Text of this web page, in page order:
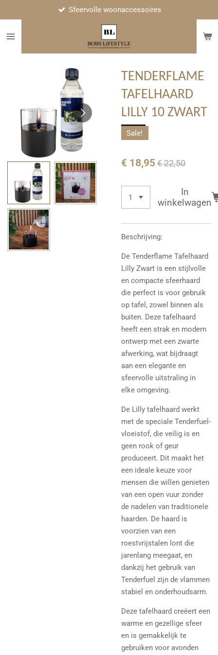
naar
Sfeervolle woonaccessoires
TENDERFLAME
TAFELHAARD
LILLY 10 ZWART
Sale!
€ 18,95 € 22,50
In
winkelwagen
Beschrijving:
De Tenderflame Tafelhaard
Lilly Zwart is een stijlvolle
en compacte sfeerhaard
die perfect is voor gebruik
op tafel, zowel binnen als
buiten. Deze tafelhaard
heeft een strak en modern
ontwerp met een zwarte
afwerking, wat bijdraagt
aan een elegante en
sfeervolle uitstraling in
elke omgeving.
De Lilly tafelhaard werkt
met de speciale Tenderfuel-
vloeistof, die veilig is en
geen rook of geur
produceert. Dit maakt het
een ideale keuze voor
mensen die willen genieten
van een open vuur zonder
de nadelen van traditionele
haarden. De haard is
voorzien van een
roestvrijstalen lont die
jarenlang meegaat, en
dankzij het gebruik van
Tenderfuel zijn de vlammen
stabiel en onderhoudsarm.
Deze tafelhaard creëert een
warme en gezellige sfeer
en is gemakkelijk te
gebruiken voor avonden